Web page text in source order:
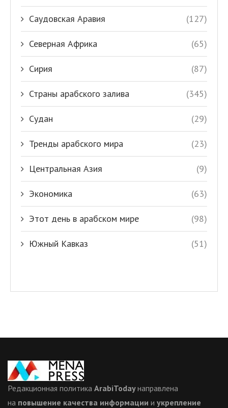
Саудовская Аравия (127)
Северная Африка (65)
Сирия (87)
Страны арабского залива (345)
Судан (29)
Тренды арабского мира (23)
Центральная Азия (9)
Экономика (63)
Этот день в арабском мире (98)
Южный Кавказ (51)
Редакционная политика ArabiTodayнаправлена
на повышение качества информации и укрепление